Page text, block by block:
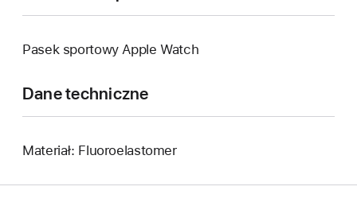
Pasek sportowy Apple Watch
Dane techniczne
Materiał: Fluoroelastomer